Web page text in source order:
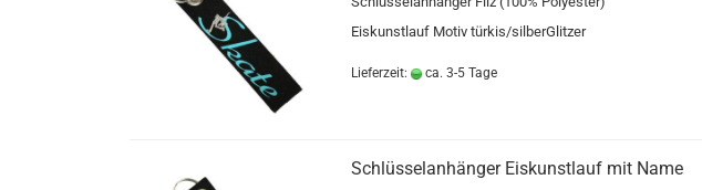
Eiskunstlauf Motiv türkis/silberGlitzer
Lieferzeit: ca. 3-5 Tage
Schlüsselanhänger Eiskunstlauf mit Name